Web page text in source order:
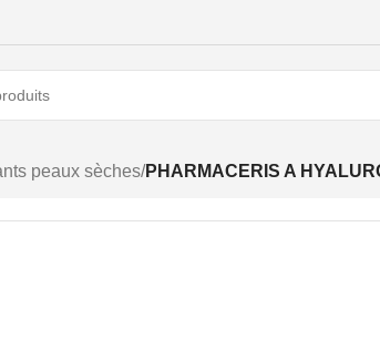
peaux sèches/PHARMACERIS A